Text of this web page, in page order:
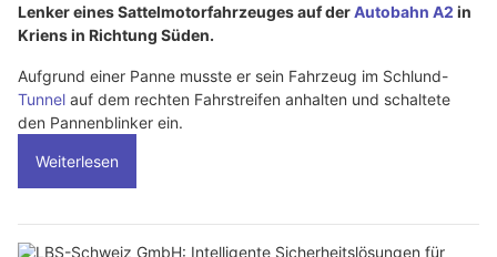
Lenker eines Sattelmotorfahrzeuges auf derAutobahn A2 in
Kriens in Richtung Süden.
Aufgrund einer Panne musste er sein Fahrzeug im Schlund-
Tunnel auf dem rechten Fahrstreifen anhalten und schaltete
den Pannenblinker ein.
Weiterlesen